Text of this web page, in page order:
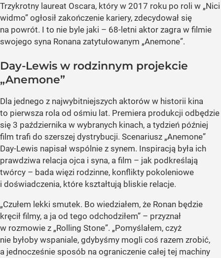
Trzykrotny laureat Oscara, który w 2017 roku po roli w „Nici
widmo” ogłosił zakończenie kariery, zdecydował się
na powrót. I to nie byle jaki – 68-letni aktor zagra w filmie
swojego syna Ronana zatytułowanym „Anemone”.
Day-Lewis w rodzinnym projekcie
„Anemone”
Dla jednego z najwybitniejszych aktorów w historii kina
to pierwsza rola od ośmiu lat. Premiera produkcji odbędzie
się 3 października w wybranych kinach, a tydzień później
film trafi do szerszej dystrybucji. Scenariusz „Anemone”
Day-Lewis napisał wspólnie z synem. Inspiracją była ich
prawdziwa relacja ojca i syna, a film – jak podkreślają
twórcy – bada więzi rodzinne, konflikty pokoleniowe
i doświadczenia, które kształtują bliskie relacje.
„Czułem lekki smutek. Bo wiedziałem, że Ronan będzie
kręcił filmy, a ja od tego odchodziłem” – przyznał
w rozmowie z „Rolling Stone”. „Pomyślałem, czyż
nie byłoby wspaniale, gdybyśmy mogli coś razem zrobić,
a jednocześnie sposób na ograniczenie całej tej machiny